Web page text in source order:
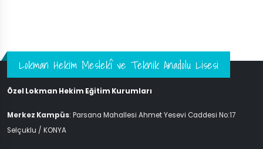
Lokman Hekim Meslekî ve Teknik Anadolu Lisesi
Özel Lokman Hekim Eğitim Kurumları
Merkez Kampüs: Parsana Mahallesi Ahmet Yesevi Caddesi No:17
Selçuklu / KONYA